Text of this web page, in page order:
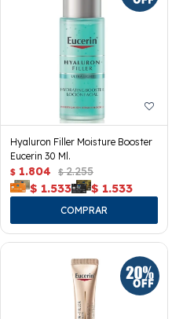
Hyaluron Filler Moisture Booster
Eucerin 30 Ml.
$ 1.804 $ 2.255
$ 1.533 $ 1.533